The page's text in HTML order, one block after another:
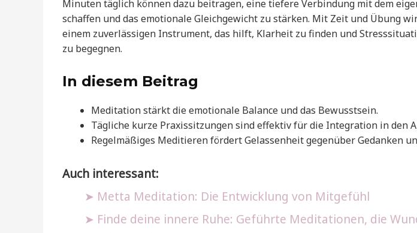
Minuten täglich können dazu beitragen, eine tiefere Verbindung mit dem
schaffen und das emotionale Gleichgewicht zu stärken. Mit Zeit und Übung
einem zuverlässigen Instrument, das hilft, Klarheit zu finden und
zu begegnen.
In diesem Beitrag
Meditation stärkt die emotionale Balance und das Bewusstsein.
Tägliche kurze Praxissitzungen sind effektiv für die Integration in den
Regelmäßiges Meditieren fördert Gelassenheit gegenüber Gedanken
Auch interessant:
Metta Meditation: Die Entwicklung von Mitgefühl
Finde deine innere Ruhe: Geführte Meditationen, die